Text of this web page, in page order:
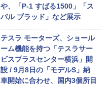
や、「P-1 すばる1500」「ス
バル ブラッド」など展示
テスラ モーターズ、ショール
ーム機能を持つ「テスラサー
ビスプラスセンター横浜」開
設 / 9月8日の「モデルS」納
車開始に合わせ、国内3個所目